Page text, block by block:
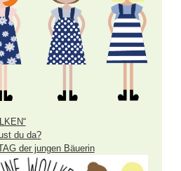
du da?
der jungen Bäuerin